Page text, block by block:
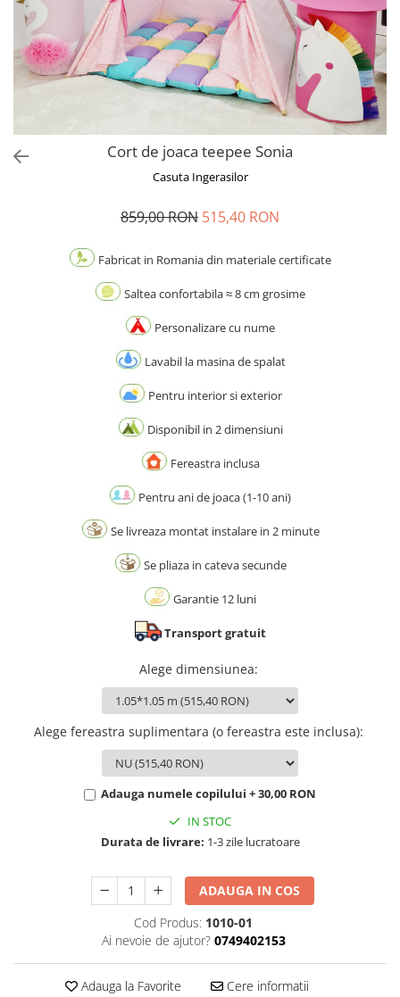
Cort de joaca teepee Sonia
Casuta Ingerasilor
859,00 RON 515,40 RON
Fabricat in Romania din materiale certificate
Saltea confortabila ≈ 8 cm grosime
Personalizare cu nume
Lavabil la masina de spalat
Pentru interior si exterior
Disponibil in 2 dimensiuni
Fereastra inclusa
Pentru ani de joaca (1-10 ani)
Se livreaza montat instalare in 2 minute
Se pliaza in cateva secunde
Garantie 12 luni
Transport gratuit
Alege dimensiunea:
Alege fereastra suplimentara (o fereastra este inclusa):
Adauga numele copilului + 30,00 RON
IN STOC
Durata de livrare: 1-3 zile lucratoare
ADAUGA IN COS
Cod Produs: 1010-01
Ai nevoie de ajutor? 0749402153
Adauga la Favorite Cere informatii